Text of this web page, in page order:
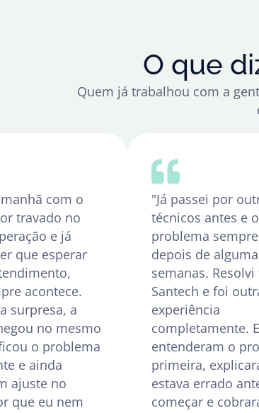
O que
Quem já trabalhou com a
com o
travado no
e já
que esperar
acontece.
surpresa, a
no mesmo
o problema
e ainda
ajuste no
que eu nem
"Já passei por
técnicos antes e o
problema
depois de
semanas.
Santech e foi
experiência
completamente.
entenderam o
primeira,
estava errado
começar e